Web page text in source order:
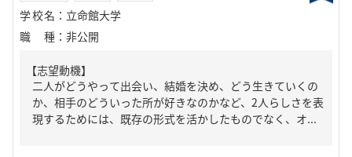
学校名 ： 立命館大学
職種 ： 非公開
【志望動機】
二人がどうやって出会い、結婚を決め、どう生きていくの
か、相手のどういった所が好きなのかなど、2人らしさを表
現するためには、既存の形式を活かしたものでなく、オ...